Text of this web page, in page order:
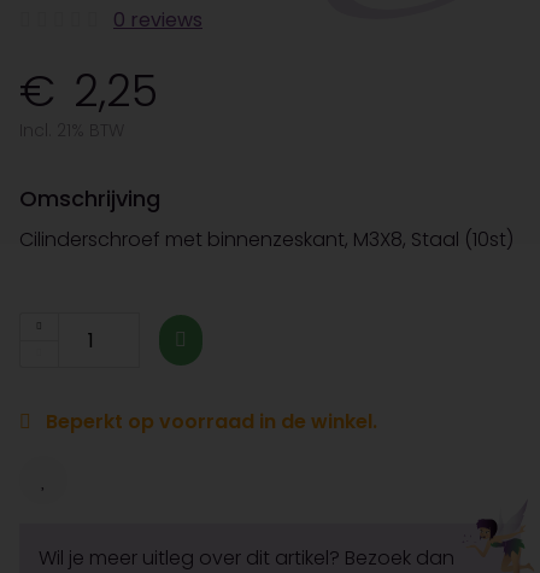
0 reviews
2,25
Omschrijving
Cilinderschroef met binnenzeskant, M3X8, Staal (10st)
Beperkt op voorraad in de winkel.
Wil je meer uitleg over dit artikel? Bezoek dan